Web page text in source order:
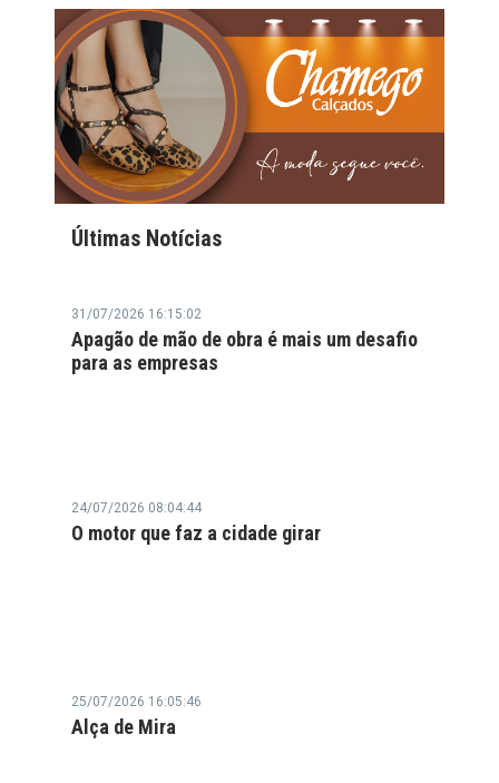
Últimas Notícias
31/07/2026 16:15:02
Apagão de mão de obra é mais um desafio
para as empresas
24/07/2026 08:04:44
O motor que faz a cidade girar
25/07/2026 16:05:46
Alça de Mira